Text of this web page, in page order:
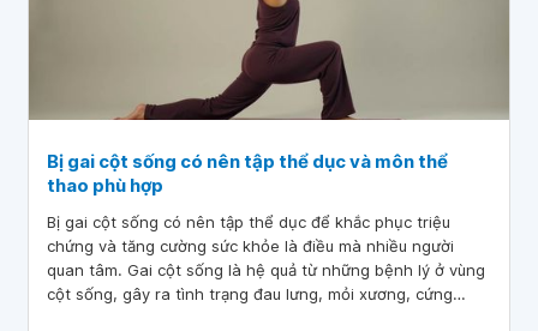
Bị gai cột sống có nên tập thể dục và môn thể
thao phù hợp
Bị gai cột sống có nên tập thể dục để khắc phục triệu
chứng và tăng cường sức khỏe là điều mà nhiều người
quan tâm. Gai cột sống là hệ quả từ những bệnh lý ở vùng
cột sống, gây ra tình trạng đau lưng, mỏi xương, cứng